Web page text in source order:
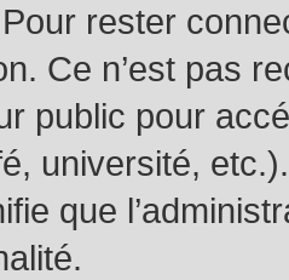
rester
Ce n’est pas
public pour
université,
que